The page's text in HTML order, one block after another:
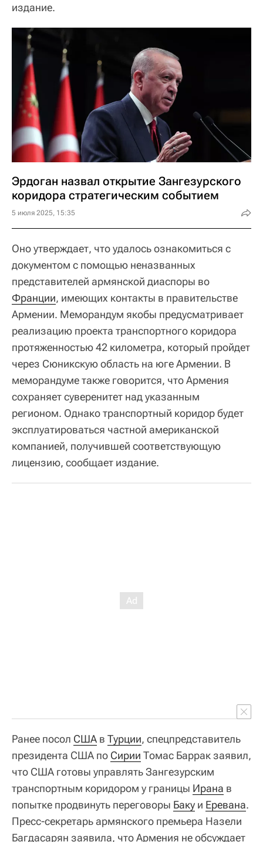
издание.
Эрдоган назвал открытие Зангезурского
коридора стратегическим событием
5 июля 2025, 15:35
Оно утверждает, что удалось ознакомиться с
документом с помощью неназванных
представителей армянской диаспоры во
Франции, имеющих контакты в правительстве
Армении. Меморандум якобы предусматривает
реализацию проекта транспортного коридора
протяженностью 42 километра, который пройдет
через Сюникскую область на юге Армении. В
меморандуме также говорится, что Армения
сохраняет суверенитет над указанным
регионом. Однако транспортный коридор будет
эксплуатироваться частной американской
компанией, получившей соответствующую
лицензию, сообщает издание.
Ранее посол США в Турции, спецпредставитель
президента США по Сирии Томас Баррак заявил,
что США готовы управлять Зангезурским
транспортным коридором у границы Ирана в
попытке продвинуть переговоры Баку и Еревана.
Пресс-секретарь армянского премьера Назели
Багдасарян заявила, что Армения не обсуждает